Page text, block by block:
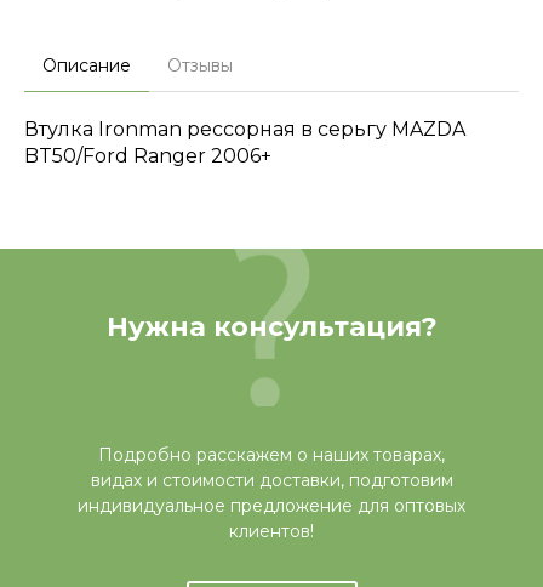
Описание Отзывы
Втулка Ironman рессорная в серьгу MAZDA
BT50/Ford Ranger 2006+
Нужна консультация?
Подробно расскажем о наших товарах,
видах и стоимости доставки, подготовим
индивидуальное предложение для оптовых
клиентов!